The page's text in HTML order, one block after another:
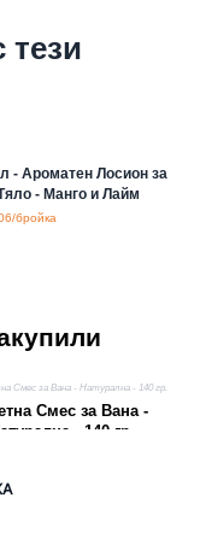
тези
- Ароматен Лосион за
- Манго и Лайм
бройка
Смес за Вана -
- 140 гр.